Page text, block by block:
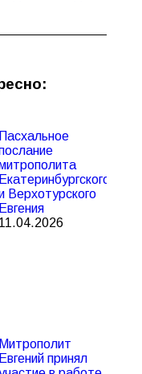
Пасхальное
Екатеринбургского
Верхотурского
Евгения
11.04.2026
Митрополит
Евгений принял